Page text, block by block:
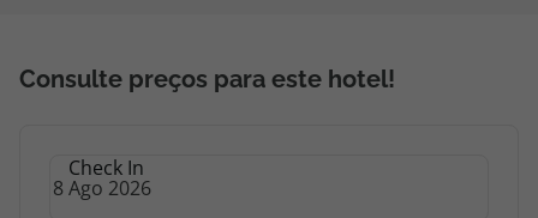
Consulte preços para este hotel!
Check In